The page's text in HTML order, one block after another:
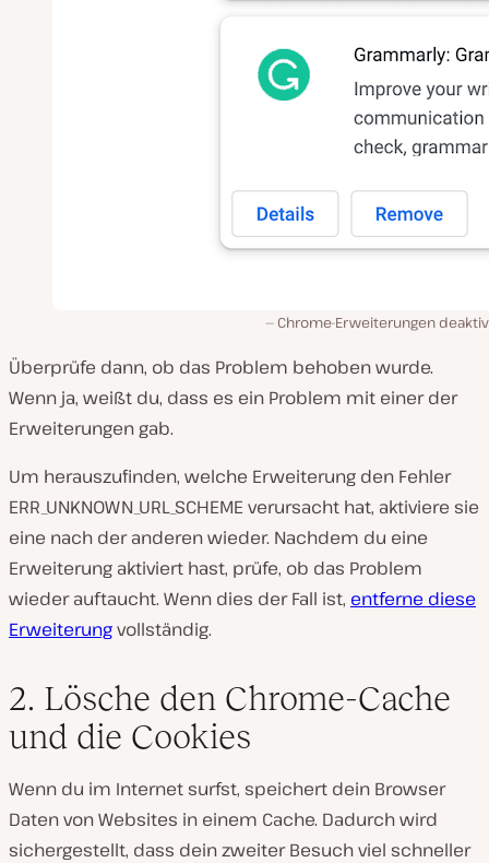
Chrome-Erweiterungen
Überprüfe dann, ob das Problem behoben wurde.
Wenn ja, weißt du, dass es ein Problem mit einer der
Erweiterungen gab.
Um herauszufinden, welche Erweiterung den Fehler
ERR_UNKNOWN_URL_SCHEME verursacht hat, aktiviere sie
eine nach der anderen wieder. Nachdem du eine
Erweiterung aktiviert hast, prüfe, ob das Problem
wieder auftaucht. Wenn dies der Fall ist, entferne diese
Erweiterungvollständig.
2. Lösche den Chrome-Cache
und die Cookies
Wenn du im Internet surfst, speichert dein Browser
Daten von Websites in einem Cache. Dadurch wird
sichergestellt, dass dein zweiter Besuch viel schneller